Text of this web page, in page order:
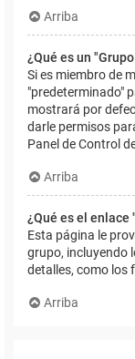
Arriba
¿Qué es un
Si es miembro de
"predeterminado"
mostrará por
darle permisos
Panel de Control
Arriba
¿Qué es el enlace
Esta página le
grupo, incluyendo
detalles, como los
Arriba